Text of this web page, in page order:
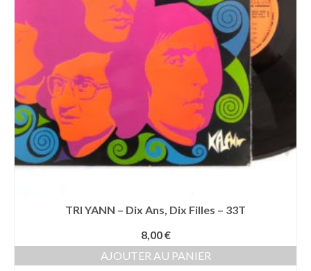
TRI YANN – Dix Ans, Dix Filles – 33T
8,00€
AJOUTER AU PANIER